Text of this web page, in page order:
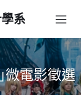
系
微電影徵選